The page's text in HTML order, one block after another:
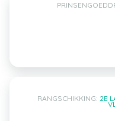
RANGSCHIKKING: 2E